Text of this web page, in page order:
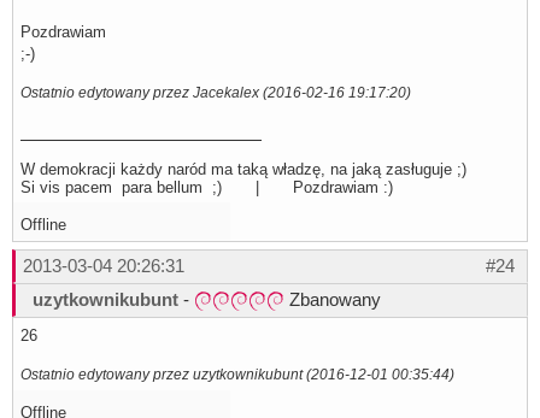
Pozdrawiam
;-)
Ostatnio edytowany przez Jacekalex (2016-02-16 19:17:20)
W demokracji każdy naród ma taką władzę, na jaką zasługuje ;)
Si vis pacem para bellum ;) | Pozdrawiam :)
Offline
#24
2013-03-04 20:26:31
uzytkownikubunt - Zbanowany
26
Ostatnio edytowany przez uzytkownikubunt (2016-12-01 00:35:44)
Offline